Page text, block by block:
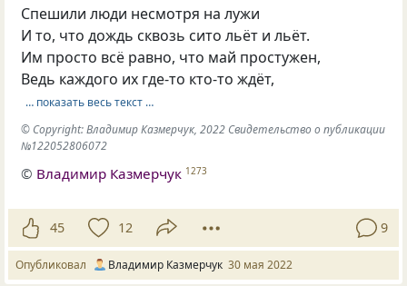
Спешили люди несмотря на лужи
И то, что дождь сквозь сито льёт и льёт.
Им просто всё равно, что май простужен,
Ведь каждого их где-то кто-то ждёт,
… показать весь текст …
© Copyright: Владимир Казмерчук, 2022 Свидетельство о публикации
№122052806072
© Владимир Казмерчук 1273
45 12 9
Опубликовал Владимир Казмерчук 30 мая 2022